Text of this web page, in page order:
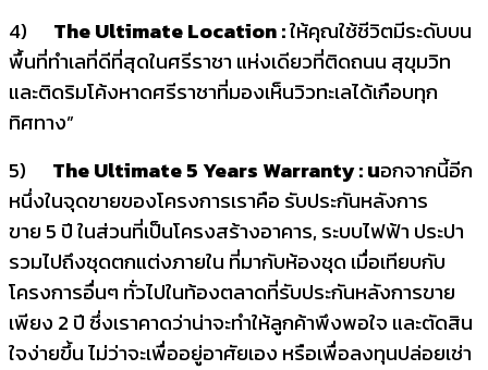
4) The Ultimate Location :ให้คุณใช้ชีวิตมีระดับบน
พื้นที่ทำเลที่ดีที่สุดในศรีราชา แห่งเดียวที่ติดถนน สุขุมวิท
และติดริมโค้งหาดศรีราชาที่มองเห็นวิวทะเลได้เกือบทุก
ทิศทาง”
5) The Ultimate 5 Years Warranty : นอกจากนี้อีก
หนึ่งในจุดขายของโครงการเราคือ รับประกันหลังการ
ขาย 5 ปี ในส่วนที่เป็นโครงสร้างอาคาร, ระบบไฟฟ้า ประปา
รวมไปถึงชุดตกแต่งภายใน ที่มากับห้องชุด เมื่อเทียบกับ
โครงการอื่นๆ ทั่วไปในท้องตลาดที่รับประกันหลังการขาย
เพียง 2 ปี ซึ่งเราคาดว่าน่าจะทำให้ลูกค้าพึงพอใจ และตัดสิน
ใจง่ายขึ้น ไม่ว่าจะเพื่ออยู่อาศัยเอง หรือเพื่อลงทุนปล่อยเช่า